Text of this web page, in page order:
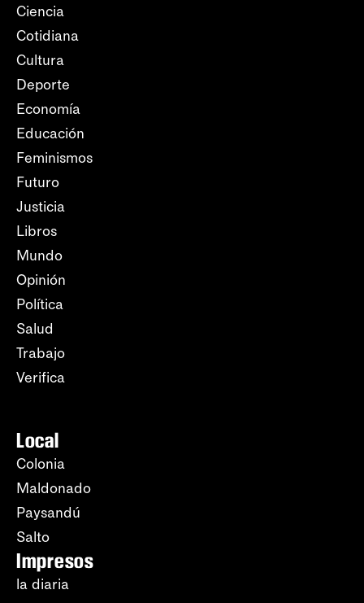
Ciencia
Cotidiana
Cultura
Deporte
Economía
Educación
Feminismos
Futuro
Justicia
Libros
Mundo
Opinión
Política
Salud
Trabajo
Verifica
Local
Colonia
Maldonado
Paysandú
Salto
Impresos
la diaria